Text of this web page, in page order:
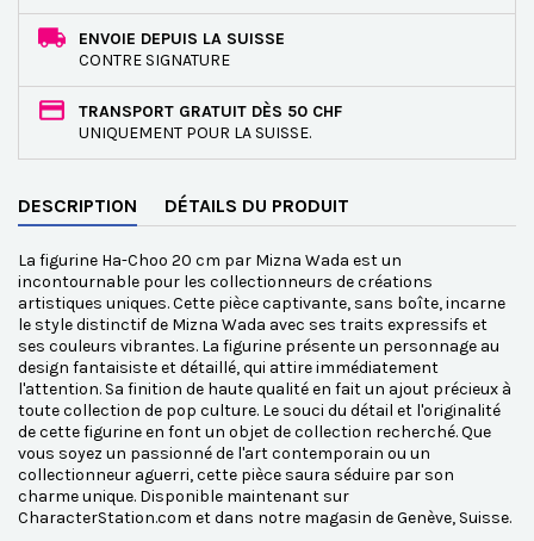
ENVOIE DEPUIS LA SUISSE
CONTRE SIGNATURE
TRANSPORT GRATUIT DÈS 50 CHF
UNIQUEMENT POUR LA SUISSE.
DESCRIPTION DÉTAILS DU PRODUIT
La figurine Ha-Choo 20 cm par Mizna Wada est un
incontournable pour les collectionneurs de créations
artistiques uniques. Cette pièce captivante, sans boîte, incarne
le style distinctif de Mizna Wada avec ses traits expressifs et
ses couleurs vibrantes. La figurine présente un personnage au
design fantaisiste et détaillé, qui attire immédiatement
l'attention. Sa finition de haute qualité en fait un ajout précieux à
toute collection de pop culture. Le souci du détail et l'originalité
de cette figurine en font un objet de collection recherché. Que
vous soyez un passionné de l'art contemporain ou un
collectionneur aguerri, cette pièce saura séduire par son
charme unique. Disponible maintenant sur
CharacterStation.com et dans notre magasin de Genève, Suisse.